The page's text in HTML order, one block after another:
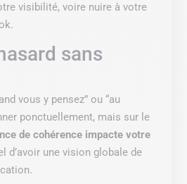
visibilité, voire nuire à votre
sans
vous y pensez” ou “au
ponctuellement, mais sur le
de cohérence impacte votre
d’avoir une vision globale de